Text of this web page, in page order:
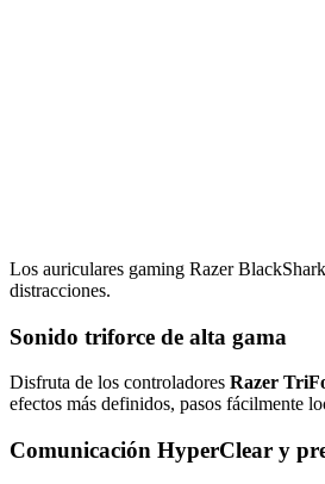
Los auriculares gaming Razer
distracciones.
Sonido triforce de alta gama
Disfruta de los controladores Razer
efectos más definidos, pasos fácilmente
Comunicación HyperClear y